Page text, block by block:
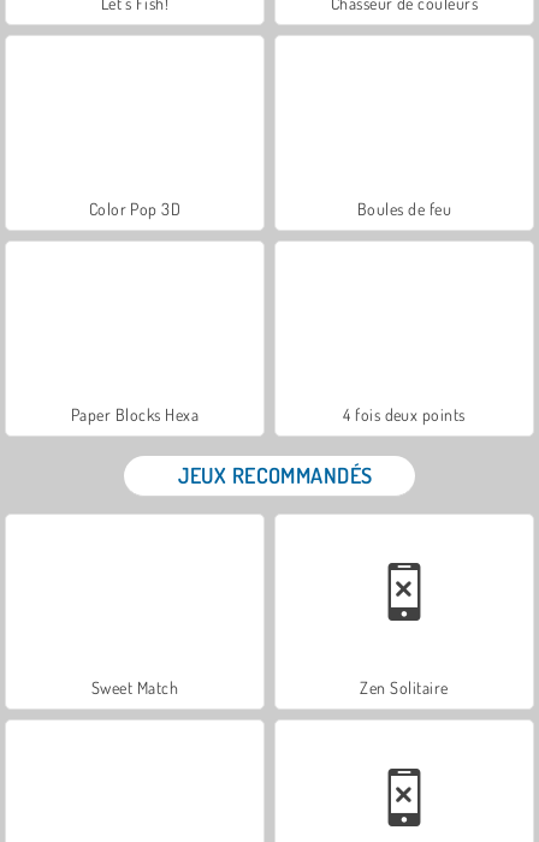
Color Pop 3D Boules de feu
Paper Blocks Hexa 4 fois deux points
JEUX RECOMMANDÉS
Sweet Match Zen Solitaire